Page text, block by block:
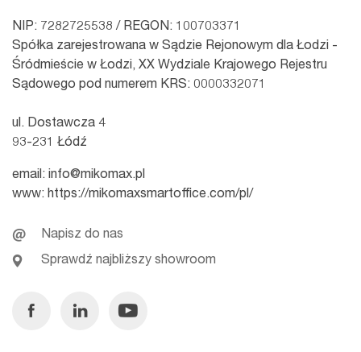
NIP: 7282725538 / REGON: 100703371
Spółka zarejestrowana w Sądzie Rejonowym dla Łodzi -
Śródmieście w Łodzi, XX Wydziale Krajowego Rejestru
Sądowego pod numerem KRS: 0000332071
ul. Dostawcza 4
93-231 Łódź
email: info@mikomax.pl
www: https://mikomaxsmartoffice.com/pl/
Napisz do nas
Sprawdź najbliższy showroom
FacebookLinkedinYoutube